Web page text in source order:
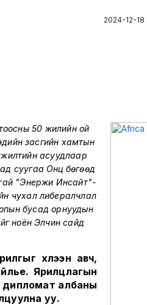
2024-12-18
50 жилийн ой
засгийн хамтын
асуудлаар
суугаа Онц бөгөөд
"Энержи Инсайт"-
чухал либералчлал
бусад орнуудын
ноён Элчин сайд
хүлээн авч,
Ярилцлагын
дипломат албаны
уу.